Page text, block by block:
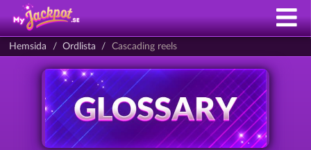
Hemsida Ordlista Cascading reels